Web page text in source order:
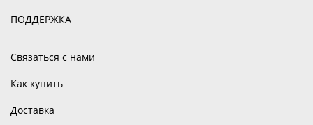
ПОДДЕРЖКА
Связаться с нами
Как купить
Доставка